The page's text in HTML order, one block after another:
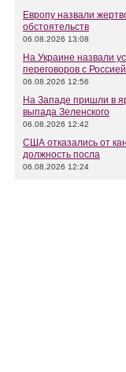
Европу назвали
обстоятельств
06.08.2026 13:08
На Украине назвали
переговоров с Россией
06.08.2026 12:56
На Западе пришли в
выпада Зеленского
06.08.2026 12:42
США отказались от
должность посла
06.08.2026 12:24